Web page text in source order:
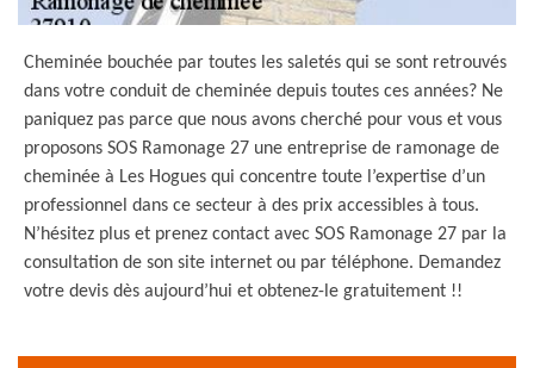
Cheminée bouchée par toutes les saletés qui se sont retrouvés
dans votre conduit de cheminée depuis toutes ces années? Ne
paniquez pas parce que nous avons cherché pour vous et vous
proposons SOS Ramonage 27 une entreprise de ramonage de
cheminée à Les Hogues qui concentre toute l’expertise d’un
professionnel dans ce secteur à des prix accessibles à tous.
N’hésitez plus et prenez contact avec SOS Ramonage 27 par la
consultation de son site internet ou par téléphone. Demandez
votre devis dès aujourd’hui et obtenez-le gratuitement !!